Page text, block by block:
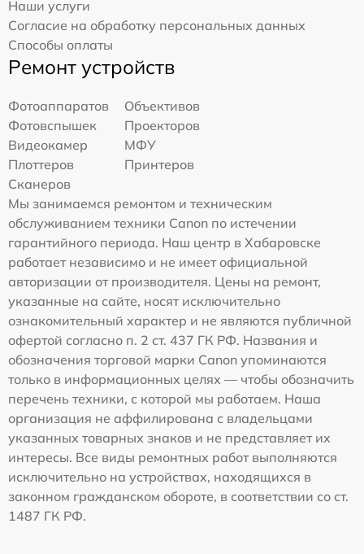
Наши услуги
Согласие на обработку персональных данных
Способы оплаты
Ремонт устройств
Фотоаппаратов
Объективов
Фотовспышек
Проекторов
Видеокамер
МФУ
Плоттеров
Принтеров
Сканеров
Мы занимаемся ремонтом и техническим
обслуживанием техники Canon по истечении
гарантийного периода. Наш центр в Хабаровске
работает независимо и не имеет официальной
авторизации от производителя. Цены на ремонт,
указанные на сайте, носят исключительно
ознакомительный характер и не являются публичной
офертой согласно п. 2 ст. 437 ГК РФ. Названия и
обозначения торговой марки Canon упоминаются
только в информационных целях — чтобы обозначить
перечень техники, с которой мы работаем. Наша
организация не аффилирована с владельцами
указанных товарных знаков и не представляет их
интересы. Все виды ремонтных работ выполняются
исключительно на устройствах, находящихся в
законном гражданском обороте, в соответствии со ст.
1487 ГК РФ.